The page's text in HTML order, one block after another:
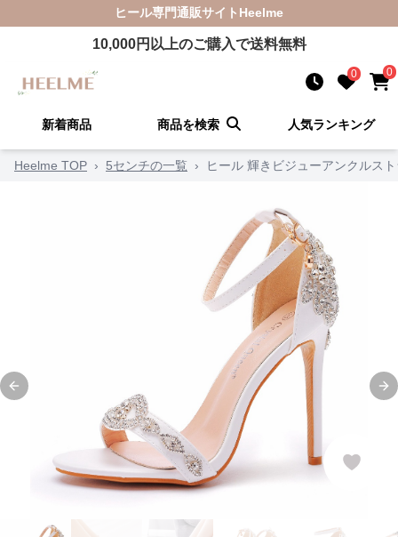
ヒール専門通販サイト Heelme
10,000円以上のご購入で送料無料
0 0
新着商品 商品を検索 人気ランキング
Heelme TOP › 5センチの一覧 › ヒール 輝きビジューアンクルス
Previous slide